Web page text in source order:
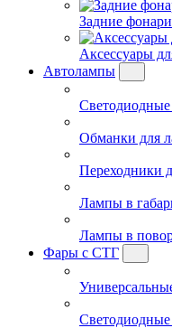
Задние
Аксессуары
Автолампы
Обманки для
Переходники
Лампы в
Лампы в
Фары с СТГ